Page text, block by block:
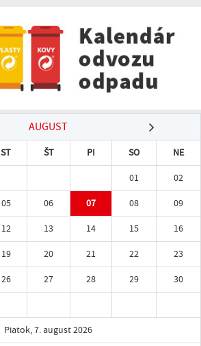
AUGUST
ST ŠT PI SO
NE
01
02
05 06 07 08
09
12 13 14 15
16
19 20 21 22
23
26 27 28 29
30
Piatok, 7. august 2026